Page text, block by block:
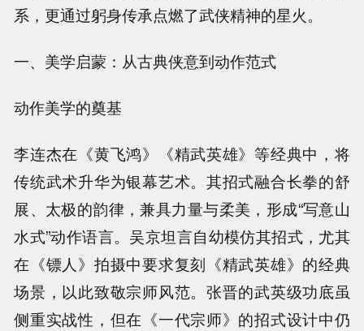
系，更通过躬身传承点燃了武侠精神的星火。
一、美学启蒙：从古典侠意到动作范式
动作美学的奠基
李连杰在《黄飞鸿》《精武英雄》等经典中，将
传统武术升华为银幕艺术。其招式融合长拳的舒
展、太极的韵律，兼具力量与柔美，形成“写意山
水式”动作语言。吴京坦言自幼模仿其招式，尤其
在《镖人》拍摄中要求复刻《精武英雄》的经典
场景，以此致敬宗师风范。张晋的武英级功底虽
侧重实战性，但在《一代宗师》的招式设计中仍